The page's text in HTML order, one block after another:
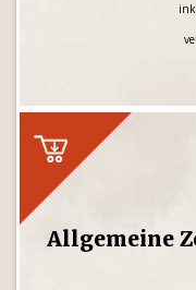
Allgemeine